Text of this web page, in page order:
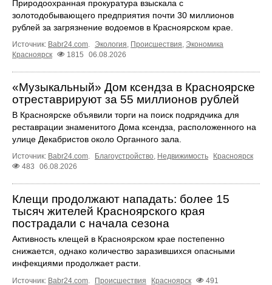
Природоохранная прокуратура взыскала с
золотодобывающего предприятия почти 30 миллионов
рублей за загрязнение водоемов в Красноярском крае.
Источник: Babr24.com. Экология, Происшествия, Экономика
Красноярск
1815 06.08.2026
«Музыкальный» Дом ксендза в Красноярске
отреставрируют за 55 миллионов рублей
В Красноярске объявили торги на поиск подрядчика для
реставрации знаменитого Дома ксендза, расположенного на
улице Декабристов около Органного зала.
Источник: Babr24.com. Благоустройство, Недвижимость
Красноярск
483
06.08.2026
Клещи продолжают нападать: более 15
тысяч жителей Красноярского края
пострадали с начала сезона
Активность клещей в Красноярском крае постепенно
снижается, однако количество заразившихся опасными
инфекциями продолжает расти.
Источник: Babr24.com. Происшествия Красноярск
491